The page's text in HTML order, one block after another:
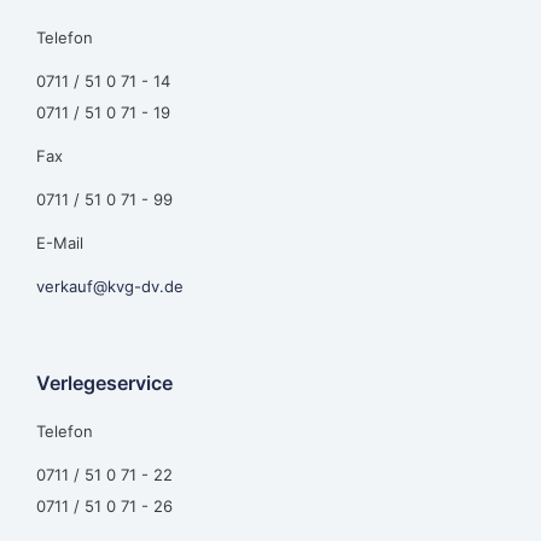
Telefon
0711 / 51 0 71 - 14
0711 / 51 0 71 - 19
Fax
0711 / 51 0 71 - 99
E-Mail
verkauf@kvg-dv.de
Verlegeservice
Telefon
0711 / 51 0 71 - 22
0711 / 51 0 71 - 26